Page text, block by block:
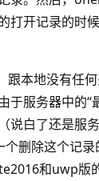
打开记录的时
跟本地没有任
于服务器中的“
说白了还是服务
删除这个记
和uwp版